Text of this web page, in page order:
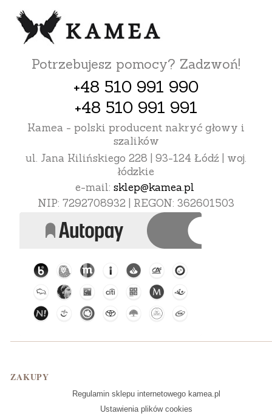
Potrzebujesz pomocy? Zadzwoń!
+48 510 991 990
+48 510 991 991
Kamea - polski producent nakryć głowy i
szalików
ul. Jana Kilińskiego 228 | 93-124 Łódź | woj.
łódzkie
e-mail: sklep@kamea.pl
NIP: 7292708932 | REGON: 362601503
Linki w stopce
ZAKUPY
Regulamin sklepu internetowego kamea.pl
Ustawienia plików cookies